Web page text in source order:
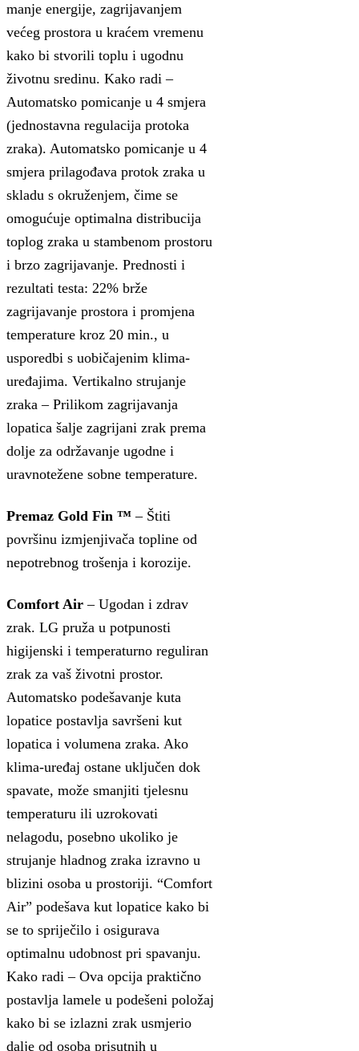
manje energije, zagrijavanjem
većeg prostora u kraćem vremenu
kako bi stvorili toplu i ugodnu
životnu sredinu. Kako radi –
Automatsko pomicanje u 4 smjera
(jednostavna regulacija protoka
zraka). Automatsko pomicanje u 4
smjera prilagođava protok zraka u
skladu s okruženjem, čime se
omogućuje optimalna distribucija
toplog zraka u stambenom prostoru
i brzo zagrijavanje. Prednosti i
rezultati testa: 22% brže
zagrijavanje prostora i promjena
temperature kroz 20 min., u
usporedbi s uobičajenim klima-
uređajima. Vertikalno strujanje
zraka – Prilikom zagrijavanja
lopatica šalje zagrijani zrak prema
dolje za održavanje ugodne i
uravnotežene sobne temperature.
Premaz Gold Fin ™ – Štiti
površinu izmjenjivača topline od
nepotrebnog trošenja i korozije.
Comfort Air – Ugodan i zdrav
zrak. LG pruža u potpunosti
higijenski i temperaturno reguliran
zrak za vaš životni prostor.
Automatsko podešavanje kuta
lopatice postavlja savršeni kut
lopatica i volumena zraka. Ako
klima-uređaj ostane uključen dok
spavate, može smanjiti tjelesnu
temperaturu ili uzrokovati
nelagodu, posebno ukoliko je
strujanje hladnog zraka izravno u
blizini osoba u prostoriji. “Comfort
Air” podešava kut lopatice kako bi
se to spriječilo i osigurava
optimalnu udobnost pri spavanju.
Kako radi – Ova opcija praktično
postavlja lamele u podešeni položaj
kako bi se izlazni zrak usmjerio
dalje od osoba prisutnih u